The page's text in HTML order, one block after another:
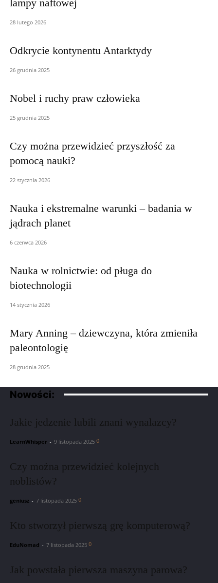
lampy naftowej
28 lutego 2026
Odkrycie kontynentu Antarktydy
26 grudnia 2025
Nobel i ruchy praw człowieka
25 grudnia 2025
Czy można przewidzieć przyszłość za
pomocą nauki?
22 stycznia 2026
Nauka i ekstremalne warunki – badania w
jądrach planet
6 czerwca 2026
Nauka w rolnictwie: od pługa do
biotechnologii
14 stycznia 2026
Mary Anning – dziewczyna, która zmieniła
paleontologię
28 grudnia 2025
Nowości:
Jakie jedzenie lubili znani wynalazcy?
LearnWhisper - 9 listopada 2025 0
Czy można przewidzieć kolejnych
noblistów?
geniusz - 7 listopada 2025 0
Kto stworzył pierwszą grę komputerową?
EduNomad - 7 listopada 2025 0
Jak powstała pierwsza maszyna parowa?